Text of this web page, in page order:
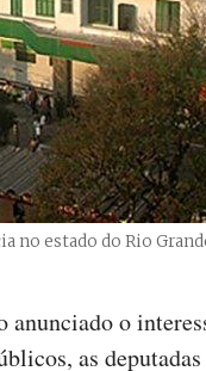
no estado do Rio
anunciado o
as